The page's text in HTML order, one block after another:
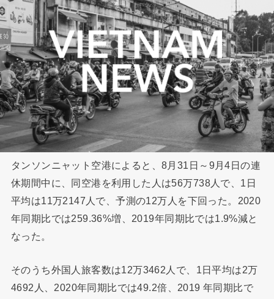
タンソンニャット空港によると、8月31日～9月4日の連
休期間中に、同空港を利用した人は56万738人で、1日
平均は11万2147人で、予測の12万人を下回った。2020
年同期比では259.36%増、2019年同期比では1.9%減と
なった。
そのうち外国人旅客数は12万3462人で、1日平均は2万
4692人、2020年同期比では49.2倍、2019 年同期比で